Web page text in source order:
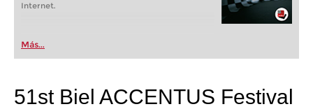
Internet.
Más...
51st Biel ACCENTUS Festival